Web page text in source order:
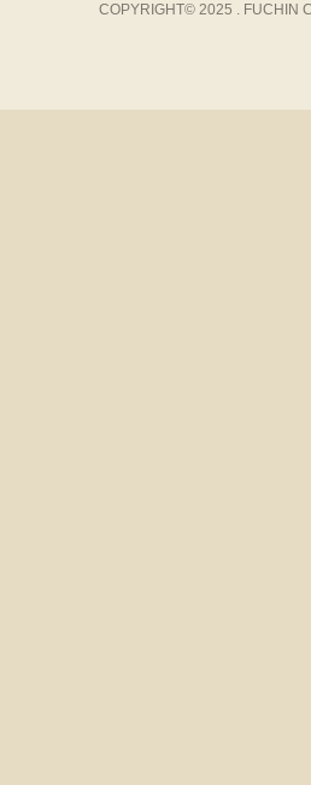
COPYRIGHT© 2025 . FUCHIN